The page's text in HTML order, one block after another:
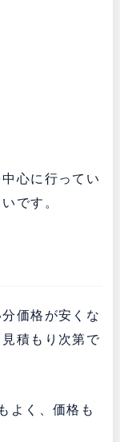
心に行ってい
です。
価格が安くな
積もり次第で
よく、価格も